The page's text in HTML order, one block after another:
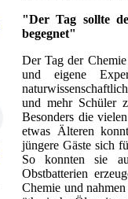
"Der Tag sollte
begegnet"
Der Tag der
und eigene
und mehr Schüler
Besonders die
etwas Älteren
jüngere Gäste sich
So konnten sie
Obstbatterien
Chemie und